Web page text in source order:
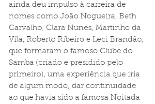
ainda deu impulso à carreira de
nomes como João Nogueira, Beth
Carvalho, Clara Nunes, Martinho da
Vila, Roberto Ribeiro e Leci Brandão,
que formaram o famoso Clube do
Samba (criado e presidido pelo
primeiro), uma experiência que iria
de algum modo, dar continuidade
ao que havia sido a famosa Noitada